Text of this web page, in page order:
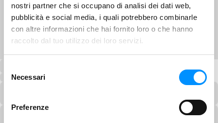
nostri partner che si occupano di analisi dei dati web,
pubblicità e social media, i quali potrebbero combinarle
con altre informazioni che hai fornito loro o che hanno
raccolto dal tuo utilizzo dei loro servizi.
delNecessari
Preferenze